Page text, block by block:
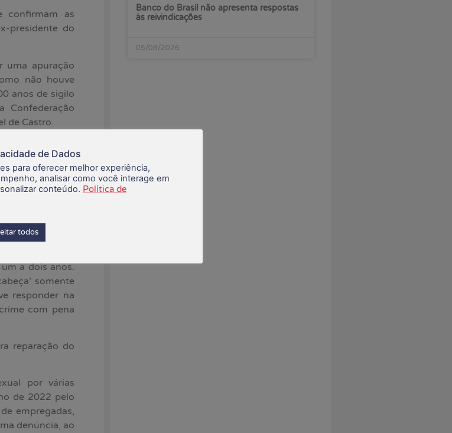
confirmam as
presidente do
uma apuração
não houve
anos de sigilo
Confederação
de Castro.
Caixa será
Público do
já entrou com
e pede
causados às
revertidos a
crime, definido
a dois anos.
somente
responder na
com pena
reparação do
por várias
de 2022 pelo
empregadas,
denúncia, ao
Banco do Brasil não apresenta respostas
às reivindicações
05/08/2026
de Dados
para oferecer melhor experiência,
analisar como você interage em
conteúdo. Política de
todos